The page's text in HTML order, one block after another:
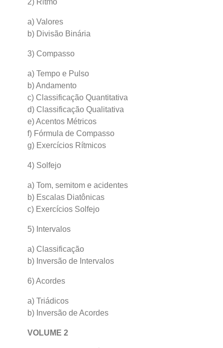
2) Ritmo
a) Valores
b) Divisão Binária
3) Compasso
a) Tempo e Pulso
b) Andamento
c) Classificação Quantitativa
d) Classificação Qualitativa
e) Acentos Métricos
f) Fórmula de Compasso
g) Exercícios Rítmicos
4) Solfejo
a) Tom, semitom e acidentes
b) Escalas Diatônicas
c) Exercícios Solfejo
5) Intervalos
a) Classificação
b) Inversão de Intervalos
6) Acordes
a) Triádicos
b) Inversão de Acordes
VOLUME 2